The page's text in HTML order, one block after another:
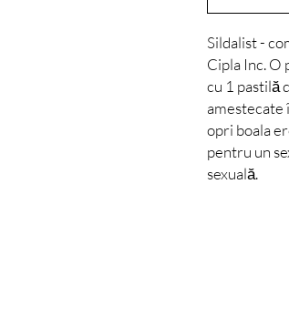
Sildalist -
Cipla Inc.
cu 1 pastilă
amestecate
opri boala
pentru un
sexuală.